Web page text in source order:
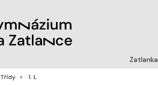
Zatlanka
Třídy 1. L